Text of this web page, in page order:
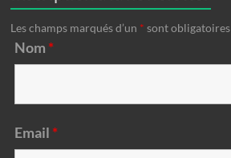
Les champs marqués d’un * sont obligatoires
Nom *
Email *